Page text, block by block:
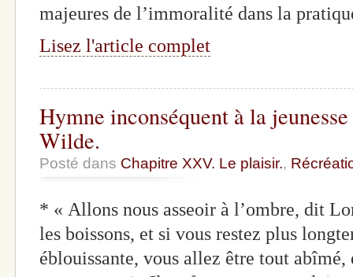
majeures de l’immoralité dans la
Lisez l'article complet
Hymne inconséquent à la
Wilde.
Posté dans Chapitre XXV. Le plaisir.,
* « Allons nous asseoir à l’ombre, dit
les boissons, et si vous restez plus
éblouissante, vous allez être tout